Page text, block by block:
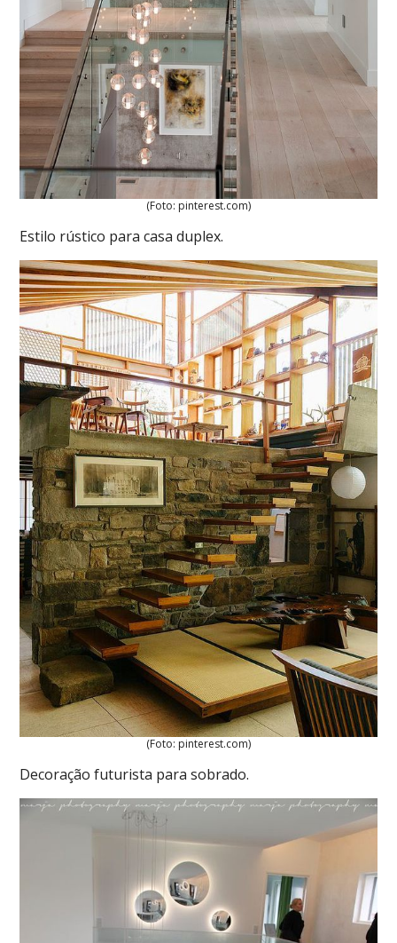
(Foto: pinterest.com)
Estilo rústico para casa duplex.
(Foto: pinterest.com)
Decoração futurista para sobrado.